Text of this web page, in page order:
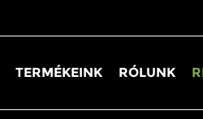
TERMÉKEINK RÓLUNK